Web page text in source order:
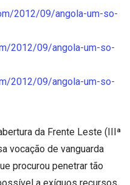
2012/09/angola-um-so-
2012/09/angola-um-so-
2012/09/angola-um-so-
da Frente Leste (IIIª
vocação de vanguarda
procurou penetrar tão